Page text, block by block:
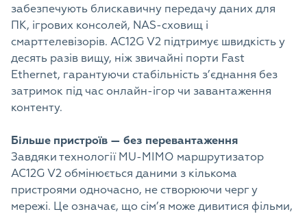
забезпечують блискавичну передачу даних для
ПК, ігрових консолей, NAS-сховищ і
смарттелевізорів. AC12G V2 підтримує швидкість у
десять разів вищу, ніж звичайні порти Fast
Ethernet, гарантуючи стабільність з’єднання без
затримок під час онлайн-ігор чи завантаження
контенту.
Більше пристроїв — без перевантаження
Завдяки технології MU-MIMO маршрутизатор
AC12G V2 обмінюється даними з кількома
пристроями одночасно, не створюючи черг у
мережі. Це означає, що сім’я може дивитися фільми,